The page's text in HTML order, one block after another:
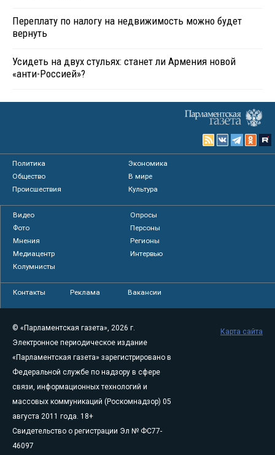
Переплату по налогу на недвижимость можно будет
вернуть
Усидеть на двух стульях: станет ли Армения новой
«анти-Россией»?
Политика
Экономика
Общество
В мире
Происшествия
Культура
Видео
Опросы
Фото
Персоны
Мнения
Регионы
Медиацентр
Интервью
Колумнисты
Контакты Реклама Вакансии
© «Парламентская газета», 2026 г.
Электронное периодическое издание
«Парламентская газета» зарегистрировано в
Федеральной службе по надзору в сфере
связи, информационных технологий и
массовых коммуникаций (Роскомнадзор) 05
августа 2011 года. 18+
Свидетельство о регистрации Эл № ФС77-
46097
Карта сайта